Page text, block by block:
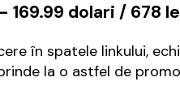
169.99 dolari / 678
în spatele linkului,
la o astfel de